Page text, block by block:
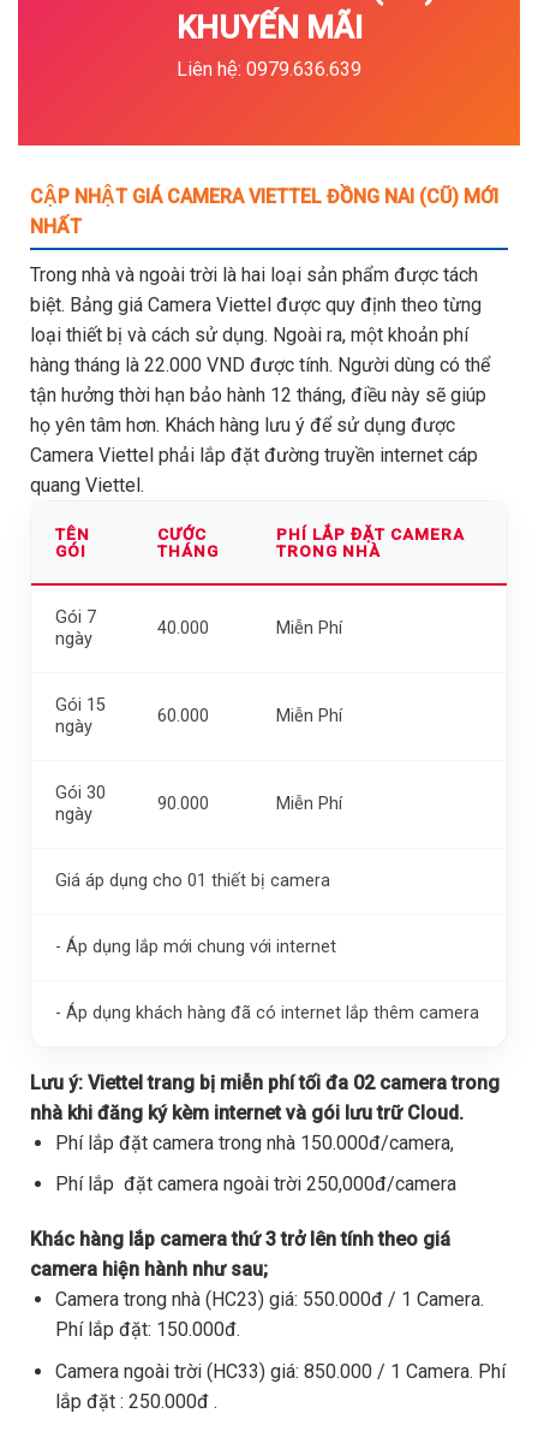
KHUYẾN MÃI
Liên hệ: 0979.636.639
CẬP NHẬT GIÁ CAMERA VIETTEL ĐỒNG NAI (CŨ) MỚI
NHẤT
Trong nhà và ngoài trời là hai loại sản phẩm được tách
biệt. Bảng giá Camera Viettel được quy định theo từng
loại thiết bị và cách sử dụng. Ngoài ra, một khoản phí
hàng tháng là 22.000 VND được tính. Người dùng có thể
tận hưởng thời hạn bảo hành 12 tháng, điều này sẽ giúp
họ yên tâm hơn. Khách hàng lưu ý để sử dụng được
Camera Viettel phải lắp đặt đường truyền internet cáp
quang Viettel.
TÊN
GÓI
CƯỚC
THÁNG
PHÍ LẮP ĐẶT CAMERA
TRONG NHÀ
Gói 7
ngày
40.000 Miễn Phí
Gói 15
ngày
60.000 Miễn Phí
Gói 30
ngày
90.000 Miễn Phí
Giá áp dụng cho 01 thiết bị camera
- Áp dụng lắp mới chung với internet
- Áp dụng khách hàng đã có internet lắp thêm camera
Lưu ý: Viettel trang bị miễn phí tối đa 02 camera trong
nhà khi đăng ký kèm internet và gói lưu trữ Cloud.
Phí lắp đặt camera trong nhà 150.000đ/camera,
Phí lắp đặt camera ngoài trời 250,000đ/camera
Khác hàng lắp camera thứ 3 trở lên tính theo giá
camera hiện hành như sau;
Camera trong nhà (HC23) giá: 550.000đ / 1 Camera.
Phí lắp đặt: 150.000đ.
Camera ngoài trời (HC33) giá: 850.000 / 1 Camera. Phí
lắp đặt : 250.000đ .